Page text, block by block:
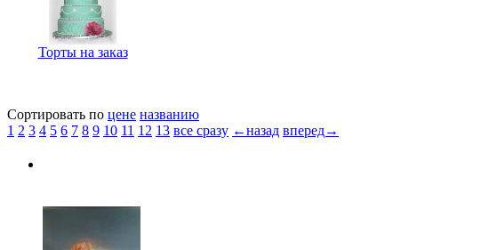
Торты на заказ
Сортировать по цене названию
1 2 3 4 5 6 7 8 9 10 11 12 13 все сразу ←назад вперед→